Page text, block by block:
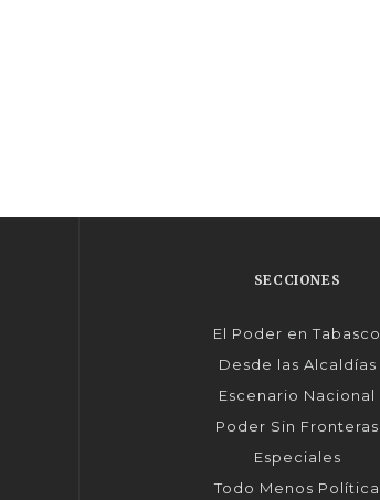
SECCIONES
El Poder en Tabasco
Desde las Alcaldías
Escenario Nacional
Poder Sin Fronteras
Especiales
Todo Menos Política